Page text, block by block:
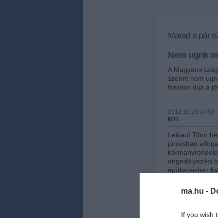
ma.hu -
If you wish
Marad a pár
Nem ugrik
A
szerint nem
forintos díja a
2012.10.15 14:58
MTI
Leikauf Tibor
júniusban
engedélyezési
építkezéshez
figyelmet,